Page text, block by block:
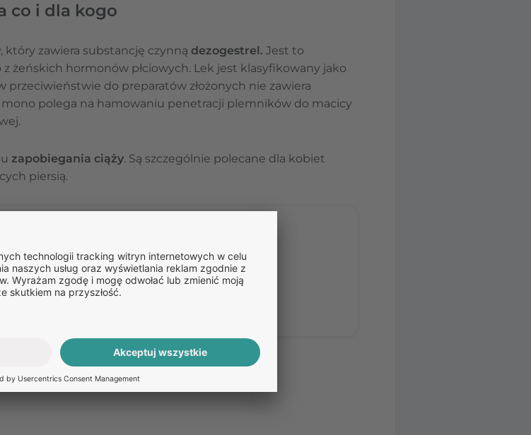
co i dla kogo
zawiera substancję czynną dezogestrel. Jest to
żeńskich hormonów płciowych. Lek jest klasyfikowany jako
do preparatów złożonych nie zawiera
polega na hamowaniu penetracji plemników do macicy
zapobiegania ciąży. Są szczególnie polecane dla kobiet
piersią.
leku? Zadaj je naszym specjalistom.
stanowi porady medycznej. W celu uzyskania porady
teleporadę w Receptomat.